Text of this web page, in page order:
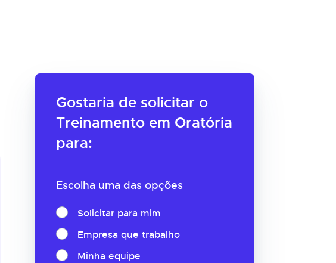
Gostaria de solicitar o
Treinamento em Oratória
para:
Escolha uma das opções
Solicitar para mim
Empresa que trabalho
Minha equipe